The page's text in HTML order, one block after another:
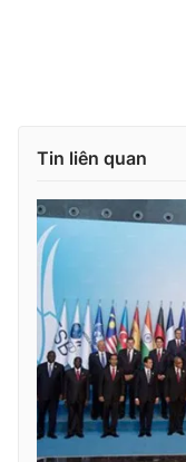
Tư vấn
Emagazine
Photo
Video
VTV Money
Tin liên quan